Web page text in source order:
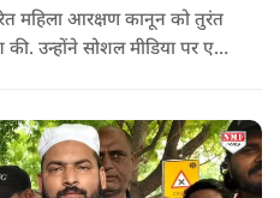
महिला आरक्षण कानून को तुरंत
उन्होंने सोशल मीडिया पर एक